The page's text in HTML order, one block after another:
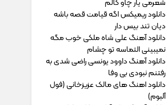
شعرمی یار چاو کالم
دانلود ریمیکس اگه قیامت قصه باشه
دیان تند بیس دار
دانلود آهنگ علی شاه ملکی خوب مگه
نمیبینی التماسه تو چشام
دانلود آهنگ داوود یونسی راﺿﻰ ﺷﺪی ﺑﻪ
رﻓﺘﻨﻢ ﻧﺒﻮدی ﺑﻰ وﻓﺎ
دانلود اهنگ های مالک عزیزخانی (فول
آلبوم)